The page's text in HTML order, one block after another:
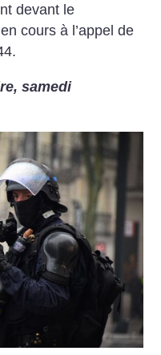
devant le
cours à l’appel de
samedi